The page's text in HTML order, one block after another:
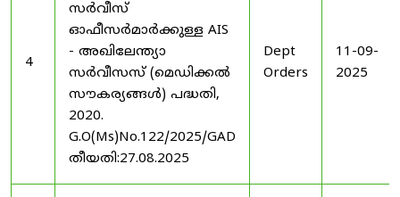
4
സർവീസ്
ഓഫീസർമാർക്കുള്ള AIS
- അഖിലേന്ത്യാ
സർവീസസ് (മെഡിക്കൽ
സൗകര്യങ്ങൾ) പദ്ധതി,
2020.
G.O(Ms)No.122/2025/GAD
തീയതി:27.08.2025
Dept
Orders
11-09-
2025